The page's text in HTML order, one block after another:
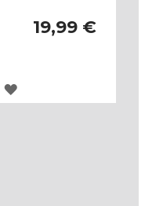
19,99 €
AGREGAR